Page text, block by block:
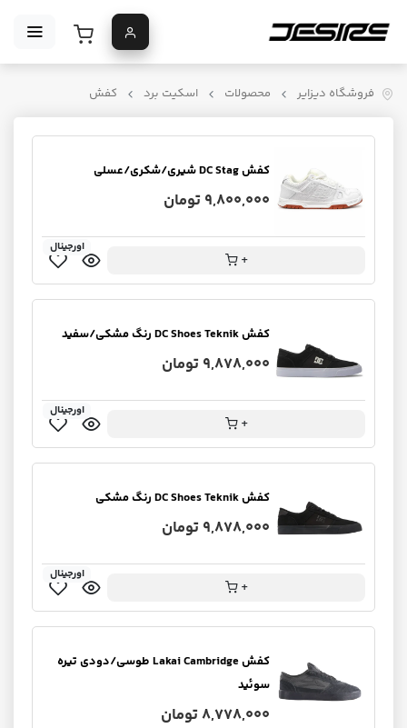
فروشگاه دیزایر محصولات اسکیت برد کفش
کفش DC Stag شیری/شکری/عسلی
9,800,000 تومان
+
اورجینال
کفش DC Shoes Teknik رنگ مشکی/سفید
9,878,000 تومان
+
اورجینال
کفش DC Shoes Teknik رنگ مشکی
9,878,000 تومان
+
اورجینال
کفش Lakai Cambridge طوسی/دودی تیره
سوئید
8,778,000 تومان